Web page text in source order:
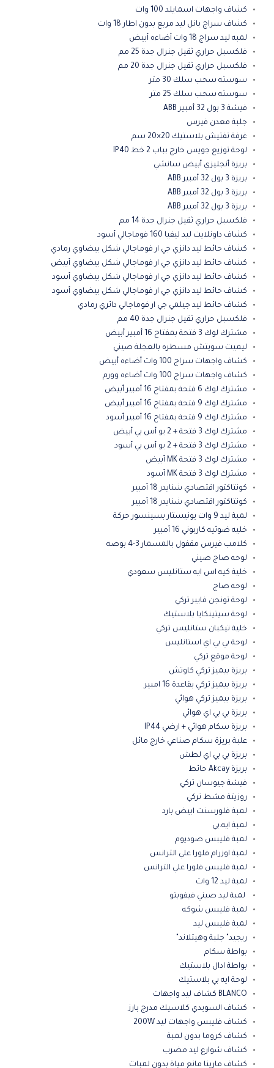
كشاف واجهات اسمايلد 100 وات
كشاف سراج بانل ليد مربع بدون اطار 18 وات
لمبه ليد سراج 18 وات أضاءه أبيض
فلكسبل حراري ثقيل جنرال جدة 25 مم
فلكسبل حراري ثقيل جنرال جدة 20 مم
سوسته سحب سلك 30 متر
سوسته سحب سلك 25 متر
فيشة 3 بول 32 أمبير ABB
جلبة معدن فيرس
غرفة تفتيش بلاستيك 20×20 سم
لوحة توزيع جويس خارج بباب 2 خط IP40
بريزة أنجليزي أبيض سانشي
بريزة 3 بول 32 أمبير ABB
بريزة 3 بول 32 أمبير ABB
بريزة 3 بول 32 أمبير ABB
فلكسبل حراري ثقيل جنرال جدة 14 مم
كشاف داونلايت ليد ليفيا 160 فوماجالي أسود
كشاف حائط ليد دانزي جي ار فوماجالي شكل بيضاوي رمادي
كشاف حائط ليد دانزي جي ار فوماجالي شكل بيضاوي أبيض
كشاف حائط ليد دانزي جي ار فوماجالي شكل بيضاوي أسود
كشاف حائط ليد دانزي جي ار فوماجالي شكل بيضاوي أسود
كشاف حائط ليد جيلمي جي ار فوماجالي دائري رمادي
فلكسبل حراري ثقيل جنرال جدة 40 مم
مشترك لوك 3 فتحة بمفتاح 16 أمبير أبيض
ليميت سويتش مسطره بالعجلة صيني
كشاف واجهات سراج 100 وات أضاءه أبيض
كشاف واجهات سراج 100 وات أضاءه وورم
مشترك لوك 6 فتحة بمفتاح 16 أمبير أبيض
مشترك لوك 9 فتحة بمفتاح 16 أمبير أبيض
مشترك لوك 9 فتحة بمفتاح 16 أمبير أسود
مشترك لوك 3 فتحة + 2 يو أس بي أبيض
مشترك لوك 3 فتحة + 2 يو أس بي أسود
مشترك لوك 3 فتحة MK أبيض
مشترك لوك 3 فتحة MK أسود
كونتاكتور اقتصادي شنايدر 18 أمبير
كونتاكتور اقتصادي شنايدر 18 أمبير
لمبة ليد 9 وات يونيستار بسينسور حركة
خليه ضوئيه كاربوني 16 أمبير
كلامب فيرس مقفول بالمسمار 3-4 بوصه
لوحه صاج صيني
خلية كيه اس ايه ستانليس سعودي
لوحه صاج
لوحة تونجن فايبر تركي
لوحة سيتينكايا بلاستيك
خلية تيكبان ستانليس تركي
لوحة بي بي اي استانليس
لوحة موقع تركي
بريزة بيميز تركي كاوتش
بريزة بيميز تركي بقاعدة 16 امبير
بريزة بيميز تركي هوائي
بريزة بي بي اي هوائي
بريزة سكام هوائي + ارضي IP44
علبة بريزة سكام صناعي خارج مائل
بريزة بي بي اي لطش
بريزة Akcay حائط
فيشة جيوسان تركي
روزيتة مشط تركي
لمبة فلورسنت ابيض بارد
لمبة ايه.بي
لمبة فليبس صوديوم
لمبة اوزرام فلورا علي الترانس
لمبة فليبس فلورا علي الترانس
لمبة ليد 12 وات
لمبة ليد صيني فيفوبتو
لمبة فليبس شوكه
لمبة فليبس ليد
ريجيد" جلبة وهيتلاند"
بواطة سكام
بواطة ادال بلاستيك
لوحة ايه بي بلاستيك
BLANCO كشاف ليد واجهات
كشاف السويدي كلاسيك مدرج بارز
كشاف فليبس واجهات ليد 200W
كشاف كروما بدون لمبة
كشاف شوارع ليد مضرب
كشاف مارينا مانع مياة بدون لمبات